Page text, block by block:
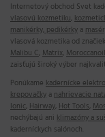
Internetový obchod Svet
vlasovú kozmetiku,
manikérky, pedikérky a
vlasová kozmetika od značiek
Malibu C, Matrix, Moroccanoil
zaisťujú široký výber
Ponúkame kadernícke elektro
krepovačky anahrievacie
Ionic, Hairway, Hot Tools,
nechýbajú ani klimazóny a
kaderníckych salónoch.